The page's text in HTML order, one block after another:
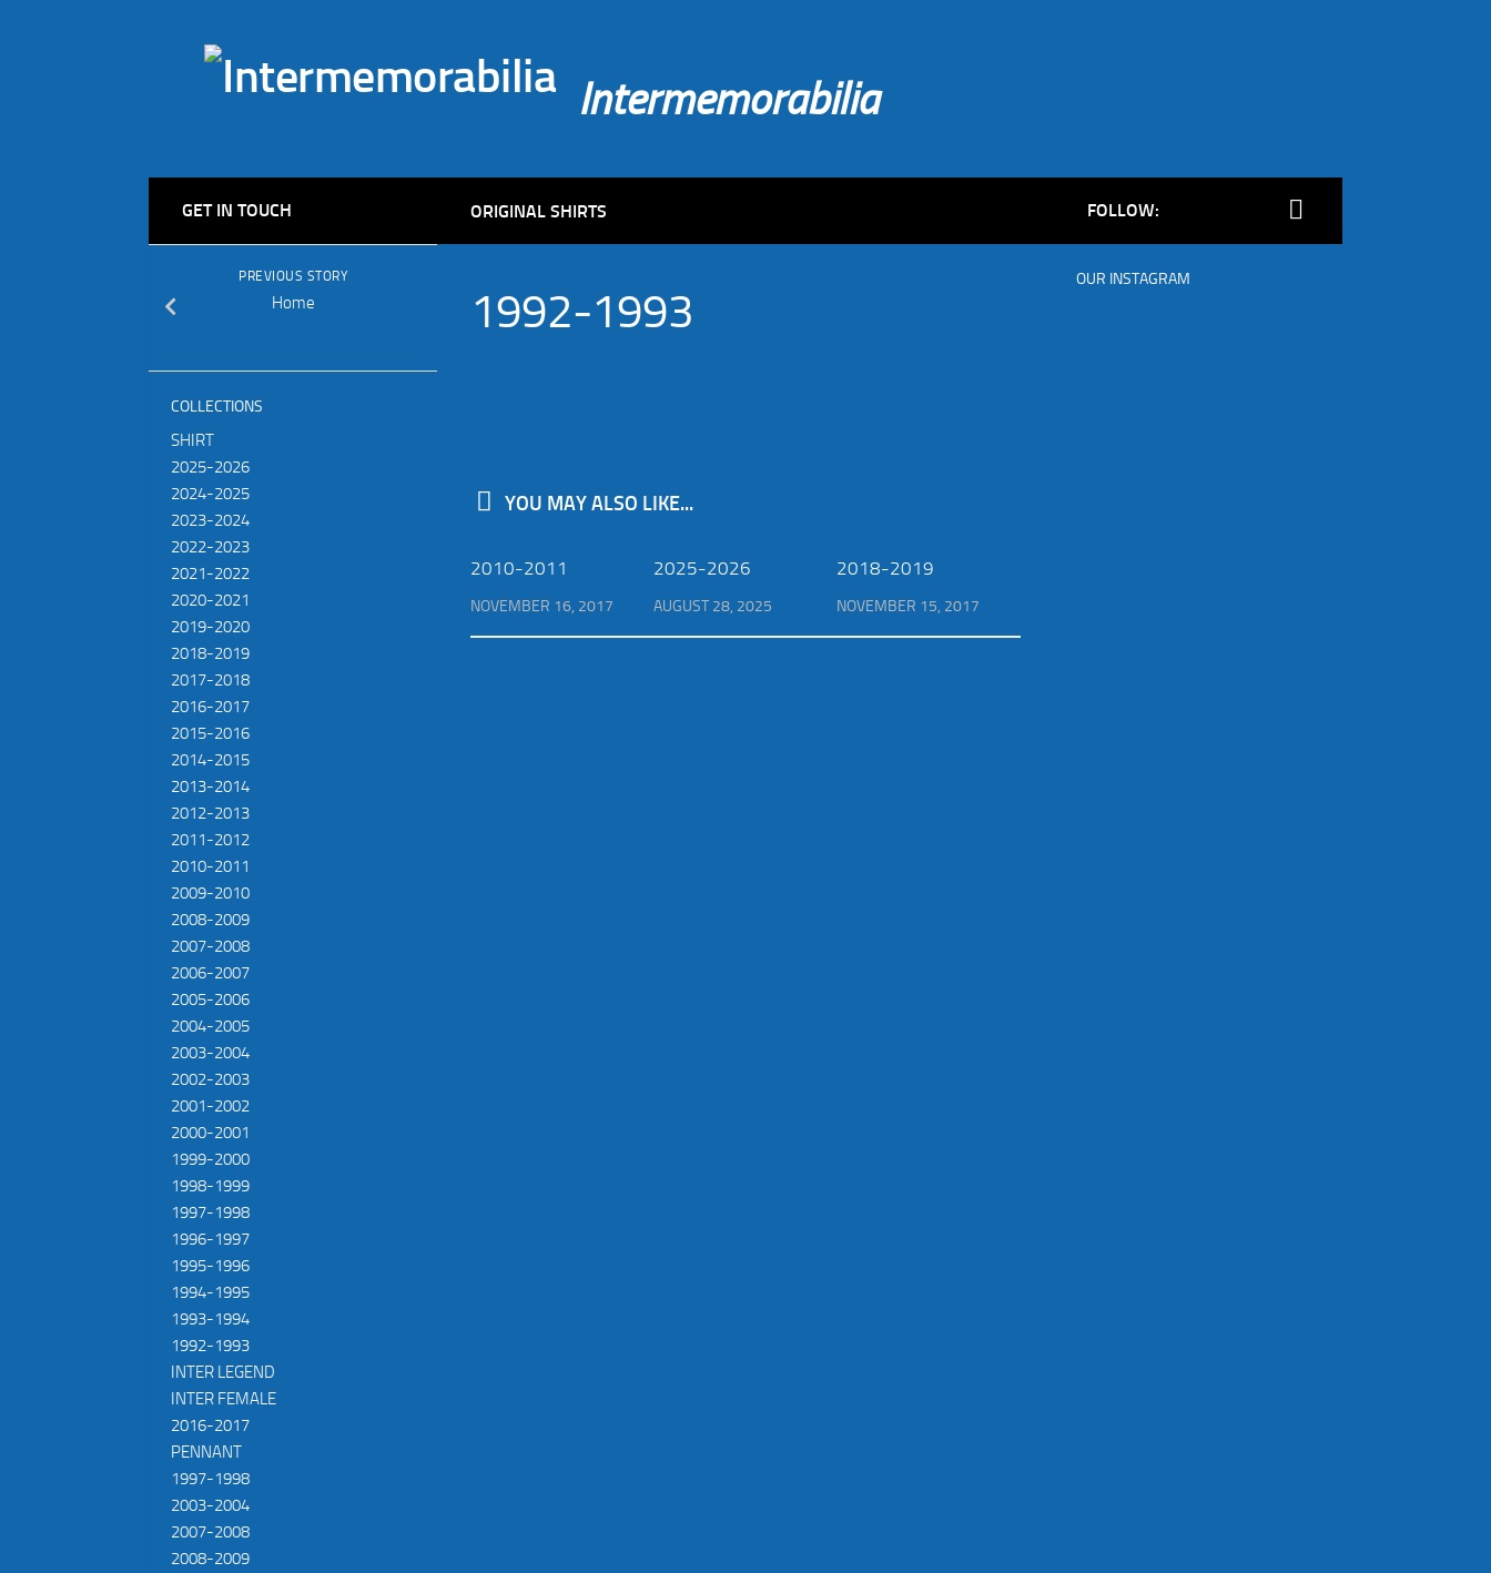
Intermemorabilia
ORIGINAL SHIRTS
1992-1993
YOU MAY ALSO LIKE...
2010-2011
NOVEMBER 16, 2017
2025-2026
AUGUST 28, 2025
2018-2019
NOVEMBER 15, 2017
GET IN TOUCH
PREVIOUS STORY
Home
COLLECTIONS
SHIRT
2025-2026
2024-2025
2023-2024
2022-2023
2021-2022
2020-2021
2019-2020
2018-2019
2017-2018
2016-2017
2015-2016
2014-2015
2013-2014
2012-2013
2011-2012
2010-2011
2009-2010
2008-2009
2007-2008
2006-2007
2005-2006
2004-2005
2003-2004
2002-2003
2001-2002
2000-2001
1999-2000
1998-1999
1997-1998
1996-1997
1995-1996
1994-1995
1993-1994
1992-1993
INTER LEGEND
INTER FEMALE
2016-2017
PENNANT
1997-1998
2003-2004
2007-2008
2008-2009
FOLLOW:
OUR INSTAGRAM